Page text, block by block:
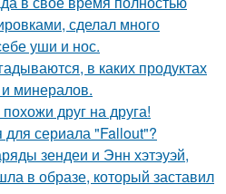
сделал много
уши и нос.
в каких продуктах
минералов.
друг на друга!
для сериала "Fallout"?
зендеи и Энн хэтэуэй,
в образе, который заставил